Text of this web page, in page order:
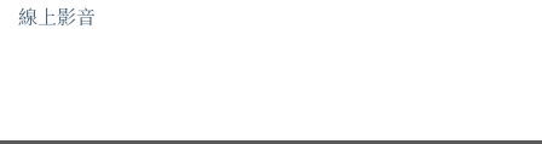
線上影音